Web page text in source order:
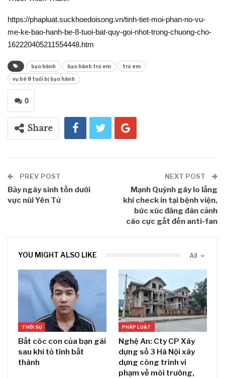
https://phapluat.suckhoedoisong.vn/tinh-tiet-moi-phan-no-vu-
me-ke-bao-hanh-be-8-tuoi-bat-quy-goi-nhot-trong-chuong-cho-
162220405211554448.htm
bạo hành bạo hành trẻ em trẻ em
vụ bé 8 tuổi bị bạo hành
0
Share
PREV POST
Bảy ngày sinh tồn dưới
vực núi Yên Tử
NEXT POST
Mạnh Quỳnh gây lo lắng
khi check in tại bệnh viện,
bức xúc đăng đàn cảnh
cáo cực gắt đến anti-fan
All
YOU MIGHT ALSO LIKE
THỜI SỰ
Bắt cóc con của bạn gái
sau khi tỏ tình bất
thành
PHÁP LUẬT
Nghệ An: Cty CP Xây
dựng số 3 Hà Nội xây
dựng công trình vi
phạm về môi trường,